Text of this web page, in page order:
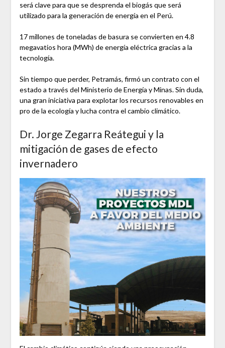
será clave para que se desprenda el biogás que será
utilizado para la generación de energía en el Perú.
17 millones de toneladas de basura se convierten en 4.8
megavatios hora (MWh) de energía eléctrica gracias a la
tecnología.
Sin tiempo que perder, Petramás, firmó un contrato con el
estado a través del Ministerio de Energía y Minas. Sin duda,
una gran iniciativa para explotar los recursos renovables en
pro de la ecología y lucha contra el cambio climático.
Dr. Jorge Zegarra Reátegui y la
mitigación de gases de efecto
invernadero